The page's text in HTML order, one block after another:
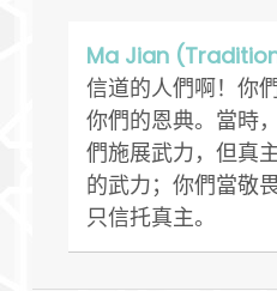
Ma Jian
信道的人們啊！你
你們的恩典。當時
們施展武力，但真
的武力；你們當敬
只信托真主。